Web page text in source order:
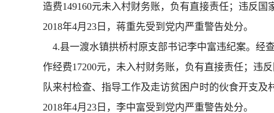
造费149160元未入村财务账，负有直接责任；违反
2018年4月23日，蒋重先受到党内严重警告处分。
4.县一渡水镇拱桥村原支部书记李中富违纪案。经
作经费17200元，未入村财务账，负有直接责任；违
队来村检查、指导工作及走访贫困户时的伙食开支
2018年4月23日，李中富受到党内严重警告处分。